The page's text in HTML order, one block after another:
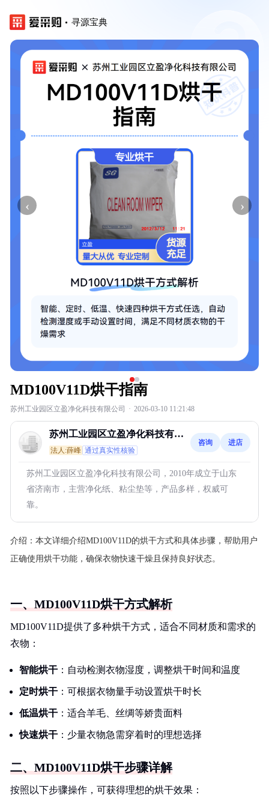
寻源宝典
‹ ›
MD100V11D烘干指南
苏州工业园区立盈净化科技有限公司 · 2026-03-10 11:21:48
苏州工业园区立盈净化科技有限
公司
法人:薛峰 通过真实性核验
咨询 进店
苏州工业园区立盈净化科技有限公司，2010年成立于山东
省济南市，主营净化纸、粘尘垫等，产品多样，权威可
靠。
介绍： 本文详细介绍MD100V11D的烘干方式和具体步骤，帮助用户
正确使用烘干功能，确保衣物快速干燥且保持良好状态。
一、MD100V11D烘干方式解析
MD100V11D提供了多种烘干方式，适合不同材质和需求的
衣物：
智能烘干 ：自动检测衣物湿度，调整烘干时间和温度
定时烘干 ：可根据衣物量手动设置烘干时长
低温烘干 ：适合羊毛、丝绸等娇贵面料
快速烘干 ：少量衣物急需穿着时的理想选择
二、MD100V11D烘干步骤详解
按照以下步骤操作，可获得理想的烘干效果：